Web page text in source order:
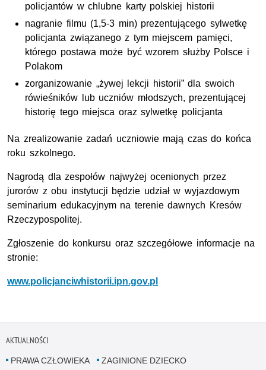
policjantów w chlubne karty polskiej historii
nagranie filmu (1,5-3 min) prezentującego sylwetkę
policjanta związanego z tym miejscem pamięci,
którego postawa może być wzorem służby Polsce i
Polakom
zorganizowanie „żywej lekcji historii” dla swoich
rówieśników lub uczniów młodszych, prezentującej
historię tego miejsca oraz sylwetkę policjanta
Na zrealizowanie zadań uczniowie mają czas do końca
roku szkolnego.
Nagrodą dla zespołów najwyżej ocenionych przez
jurorów z obu instytucji będzie udział w wyjazdowym
seminarium edukacyjnym na terenie dawnych Kresów
Rzeczypospolitej.
Zgłoszenie do konkursu oraz szczegółowe informacje na
stronie:
www.policjanciwhistorii.ipn.gov.pl
AKTUALNOŚCI
PRAWA CZŁOWIEKA
ZAGINIONE DZIECKO